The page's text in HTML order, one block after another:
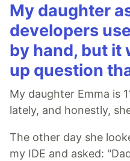
My daughter
developers
by hand, but it
up question
My daughter Emma is
lately, and honestly,
The other day she
my IDE and asked: